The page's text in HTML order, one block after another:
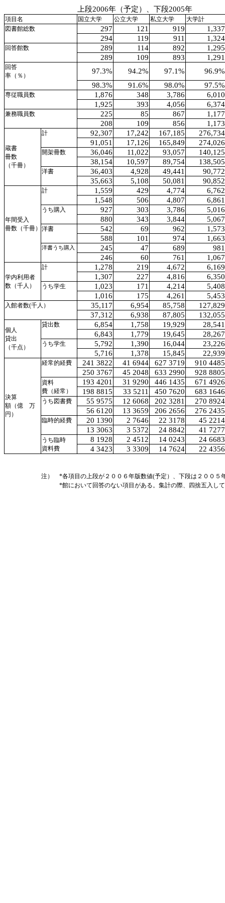
上段2006年 （予定）、 下段2005年
項目 名 国立大学 公立大学 私立大学 大学計
図書館総数 297 121 919
1,337
294
119 911 1,324
回答館数 289 114 892
1,295
289
109 893 1,291
回答
率 （％）
97.3% 94.2% 97.1%
96.9%
98.3%
91.6% 98.0% 97.5%
専従職員数 1,876 348 3,786
6,010
1,925
393 4,056 6,374
兼務職員数 225 85 867
1,177
208
109 856 1,173
蔵書
冊数
（千冊）
計 92,307 17,242 167,185
276,734
91,051
17,126 165,849 274,026
開架冊数 36,046 11,022 93,057
140,125
38,154
10,597 89,754 138,505
洋書 36,403 4,928 49,441
90,772
35,663
5,108 50,081 90,852
年間受入
冊数 （千冊）
計 1,559 429 4,774
6,762
1,548
506 4,807 6,861
うち購入 927 303 3,786
5,016
880
343 3,844 5,067
洋書 542 69 962
1,573
588
101 974 1,663
洋書うち購入 245 47 689
981
246
60 761 1,067
学内利用者
数 （千人 ）
計 1,278 219 4,672
6,169
1,307
227 4,816 6,350
うち学生 1,023 171 4,214
5,408
1,016
175 4,261 5,453
入館者数(千人 ） 35,117 6,954 85,758
127,829
37,312
6,938 87,805 132,055
個人
貸出
（千点 ）
貸出数 6,854 1,758 19,929
28,541
6,843
1,779 19,645 28,267
うち学生 5,792 1,390 16,044
23,226
5,716
1,378 15,845 22,939
決算
額 （億
万
円 ）
経常的経費 241 3822 41 6944 627 3719
910 4485
250 3767
45 2048 633 2990 928 8805
資料
費 （経常 ）
193 4201 31 9290 446 1435
671 4926
198 8815
33 5211 450 7620 683 1646
うち 図書費 55 9575 12 6068 202 3281
270 8924
56 6120
13 3659 206 2656 276 2435
臨時的経費 20 1390 2 7646 22 3178
45 2214
13 3063
3 5372 24 8842 41 7277
うち臨時
資料費
8 1928 2 4512 14 0243
24 6683
4 3423
3 3309 14 7624 22 4356
注） *各項目の上段が２００６年版数値(予定）、下段は２００５
*館において回答のない項目がある。集計の際、四捨五入して